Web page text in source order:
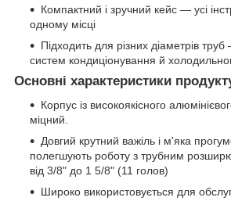
Компактний і зручний кейс — усі
одному місці
Підходить для різних діаметрів
систем кондиціонування й
Основні характеристики
Корпус із високоякісного
міцний.
Довгий крутний важіль і м'яка
полегшують роботу з трубним
від 3/8" до 1 5/8" (11 голов)
Широко використовується для